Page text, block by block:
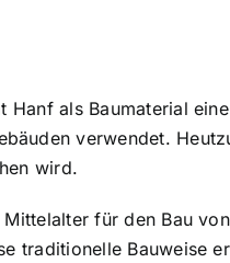
als Baumaterial
verwendet.
wird.
für den Bau
traditionelle Bauweise